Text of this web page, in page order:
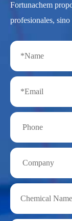
Fortunachem
profesionales,